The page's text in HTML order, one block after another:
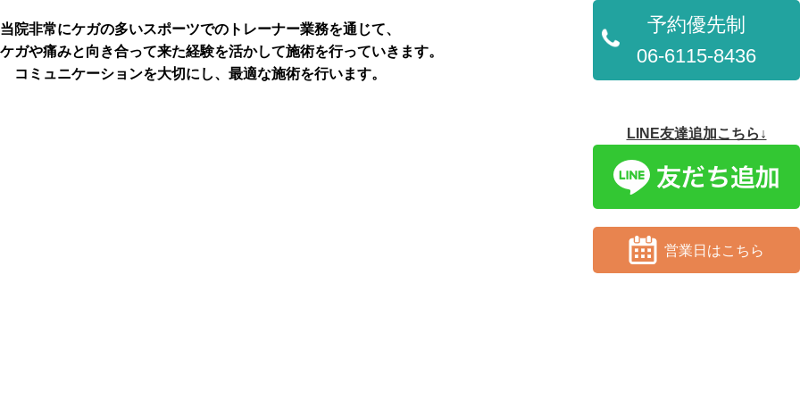
当院非常にケガの多いスポーツでのトレーナー業務を通じて、
ガや痛みと向き合って来た経験を活かして施術を行っていきます。
コミュニケーションを大切にし、最適な施術を行います。
予約優先制
06-6115-8436
LINE友達追加こちら↓
営業日はこちら